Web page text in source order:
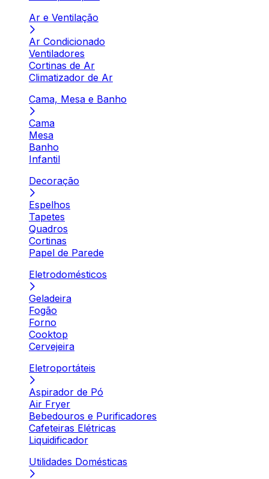
Ar e Ventilação
Ar Condicionado
Ventiladores
Cortinas de Ar
Climatizador de Ar
Cama, Mesa e Banho
Cama
Mesa
Banho
Infantil
Decoração
Espelhos
Tapetes
Quadros
Cortinas
Papel de Parede
Eletrodomésticos
Geladeira
Fogão
Forno
Cooktop
Cervejeira
Eletroportáteis
Aspirador de Pó
Air Fryer
Bebedouros e Purificadores
Cafeteiras Elétricas
Liquidificador
Utilidades Domésticas